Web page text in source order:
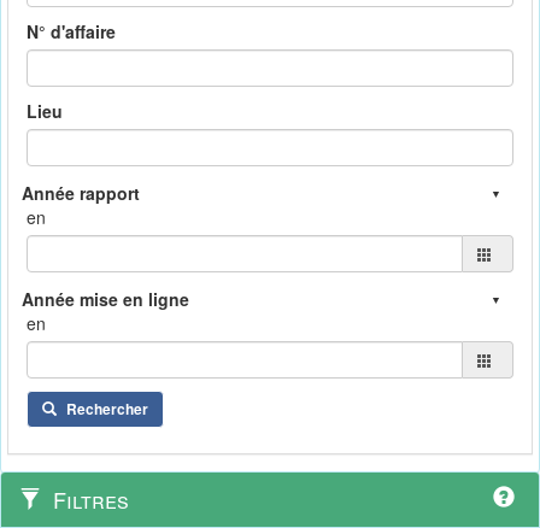
N° d'affaire
Lieu
en
en
Rechercher
Filtres